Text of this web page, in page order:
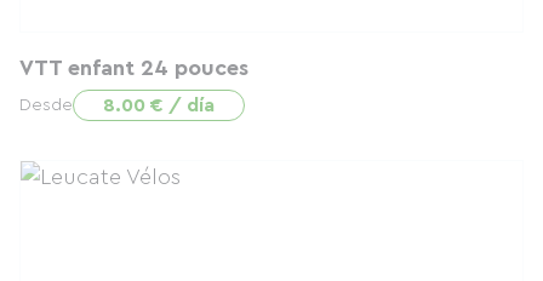
VTT enfant 24 pouces
Desde 8.00 € / día